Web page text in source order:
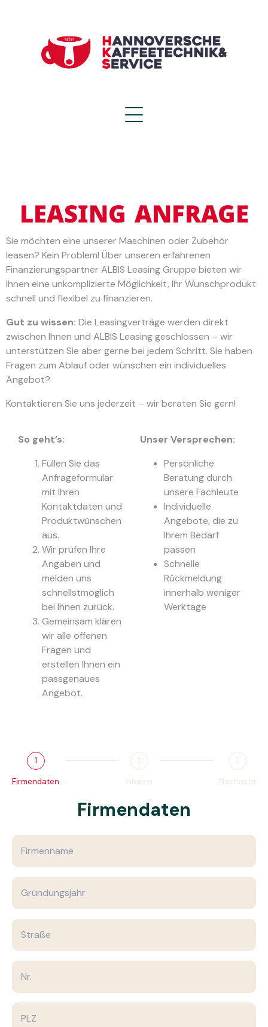
LEASING ANFRAGE
Sie möchten eine unserer Maschinen oder Zubehör
leasen? Kein Problem! Über unseren erfahrenen
Finanzierungspartner ALBIS Leasing Gruppe bieten wir
Ihnen eine unkomplizierte Möglichkeit, Ihr Wunschprodukt
schnell und flexibel zu finanzieren.
Gut zu wissen: Die Leasingverträge werden direkt
zwischen Ihnen und ALBIS Leasing geschlossen – wir
unterstützen Sie aber gerne bei jedem Schritt. Sie haben
Fragen zum Ablauf oder wünschen ein individuelles
Angebot?
Kontaktieren Sie uns jederzeit – wir beraten Sie gern!
So geht’s:
Füllen Sie das
Anfrageformular
mit Ihren
Kontaktdaten und
Produktwünschen
aus.
Wir prüfen Ihre
Angaben und
melden uns
schnellstmöglich
bei Ihnen zurück.
Gemeinsam klären
wir alle offenen
Fragen und
erstellen Ihnen ein
passgenaues
Angebot.
Unser Versprechen:
Persönliche
Beratung durch
unsere Fachleute
Individuelle
Angebote, die zu
Ihrem Bedarf
passen
Schnelle
Rückmeldung
innerhalb weniger
Werktage
1
Firmendaten
2
Inhaber
3
Nachricht
Firmendaten